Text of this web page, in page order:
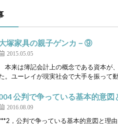
塚家具の親子ゲンカ－⑨
2015.05.05
本来は簿記会計上の概念である資本が
。ユーレイが現実社会で大手を振って
公判で争っている基本的意図
2016.08.09
，公判で争っている基本的意図と理